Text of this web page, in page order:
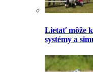
Lietať môže
systémy a